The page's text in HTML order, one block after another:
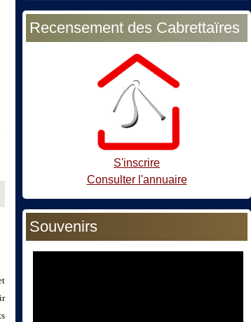
Recensement des Cabrettaïres
S'inscrire
Consulter l'annuaire
Souvenirs